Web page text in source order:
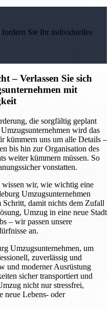
fordern Sie Ihr individuelles
– Verlassen Sie sich
mit
die sorgfältig geplant
wird das
kümmern uns um alle Details –
bis hin zur Organisation des
weiter kümmern müssen. So
vonstatten.
wissen wir, wie wichtig eine
Umzugsunternehmen
damit nichts dem Zufall
Umzug in eine neue Stadt
– wir passen unsere
an.
Umzugsunternehmen, um
zuverlässig und
und moderner Ausrüstung
sicher transportiert und
nicht nur stressfrei,
neue Lebens- oder